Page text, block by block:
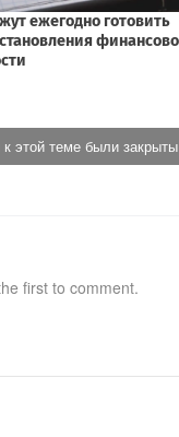
этой теме были закрыты
first to comment.